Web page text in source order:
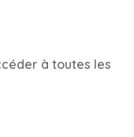
à toutes les